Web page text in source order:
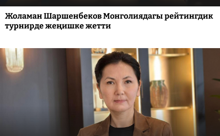
Жоламан Шаршенбеков Монголиядагы рейтингдик
турнирде жеңишке жетти